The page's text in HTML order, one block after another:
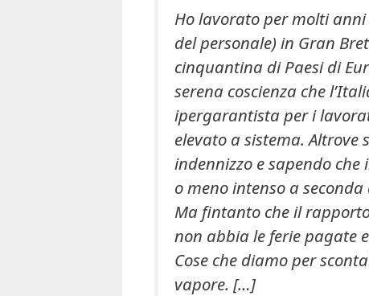
Ho lavorato per molti anni
del personale) in Gran
cinquantina di Paesi di
serena coscienza che
ipergarantista per i
elevato a sistema.
indennizzo e sapendo
o meno intenso a
Ma fintanto che il
non abbia le ferie pagate
Cose che diamo per
vapore. […]